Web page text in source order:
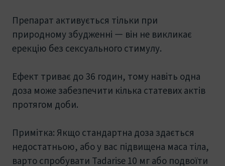
Препарат активується тільки при
природному збудженні — він не викликає
ерекцію без сексуального стимулу.
Ефект триває до 36 годин, тому навіть одна
доза може забезпечити кілька статевих актів
протягом доби.
Примітка: Якщо стандартна доза здається
недостатньою, або у вас підвищена маса тіла,
варто спробувати Tadarise 10 мг або подвоїти